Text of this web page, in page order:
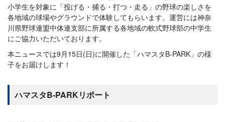
小学生を対象に「投げる・捕る・打つ・走る」の野球の楽しさを
各地域の球場やグラウンドで体験してもらいます。運営には神奈
川県野球連盟中体連支部に所属する各地域の軟式野球部の中学生
にご協力いただいております。
本ニュースでは9月15日(日)に開催した「ハマスタB-PARK」の様
子をお届けします！
ハマスタB-PARKリポート